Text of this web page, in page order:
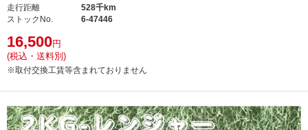
走行距離
528千km
ストックNo.
6-47446
16,500円
(税込・送料別)
※取付交換工賃等含まれておりません